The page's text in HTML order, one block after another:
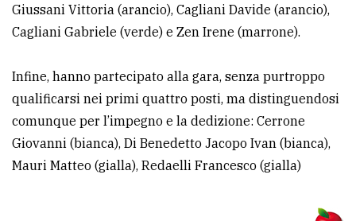
Giussani Vittoria (arancio), Cagliani Davide (arancio),
Cagliani Gabriele (verde) e Zen Irene (marrone).
Infine, hanno partecipato alla gara, senza purtroppo
qualificarsi nei primi quattro posti, ma distinguendosi
comunque per l’impegno e la dedizione: Cerrone
Giovanni (bianca), Di Benedetto Jacopo Ivan (bianca),
Mauri Matteo (gialla), Redaelli Francesco (gialla)